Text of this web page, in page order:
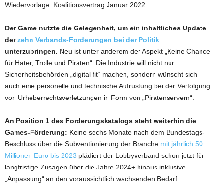
Wiedervorlage: Koalitionsvertrag Januar 2022.
Der Game nutzte die Gelegenheit, um ein inhaltliches Update
derzehn Verbands-Forderungen bei der Politik
unterzubringen. Neu ist unter anderem der Aspekt „Keine Chance
für Hater, Trolle und Piraten“: Die Industrie will nicht nur
Sicherheitsbehörden „digital fit“ machen, sondern wünscht sich
auch eine personelle und technische Aufrüstung bei der Verfolgung
von Urheberrechtsverletzungen in Form von „Piratenservern“.
An Position 1 des Forderungskatalogs steht weiterhin die
Games-Förderung: Keine sechs Monate nach dem Bundestags-
Beschluss über die Subventionierung der Branche mit jährlich 50
Millionen Euro bis 2023 plädiert der Lobbyverband schon jetzt für
langfristige Zusagen über die Jahre 2024+ hinaus inklusive
„Anpassung“ an den voraussichtlich wachsenden Bedarf.